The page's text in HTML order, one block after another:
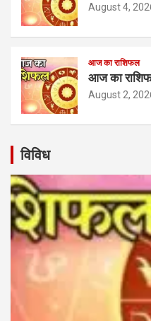
August 4,
आज का राशिफल
आज का
August 2,
विविध